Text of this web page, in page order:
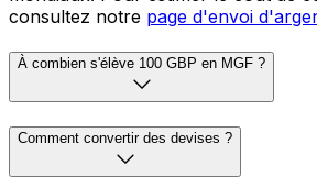
consultez notre page d'envoi
À combien s'élève 100 GBP en MGF ?
Comment convertir des devises ?